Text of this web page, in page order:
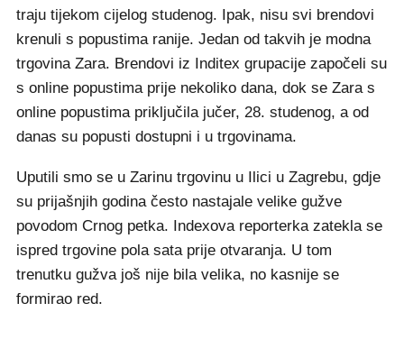
traju tijekom cijelog studenog. Ipak, nisu svi brendovi
krenuli s popustima ranije. Jedan od takvih je modna
trgovina Zara. Brendovi iz Inditex grupacije započeli su
s online popustima prije nekoliko dana, dok se Zara s
online popustima priključila jučer, 28. studenog, a od
danas su popusti dostupni i u trgovinama.
Uputili smo se u Zarinu trgovinu u Ilici u Zagrebu, gdje
su prijašnjih godina često nastajale velike gužve
povodom Crnog petka. Indexova reporterka zatekla se
ispred trgovine pola sata prije otvaranja. U tom
trenutku gužva još nije bila velika, no kasnije se
formirao red.